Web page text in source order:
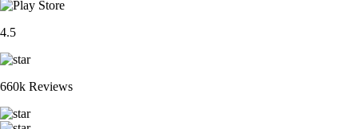
4.5
660k Reviews